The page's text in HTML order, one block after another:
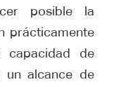
posible la
prácticamente
capacidad de
alcance de